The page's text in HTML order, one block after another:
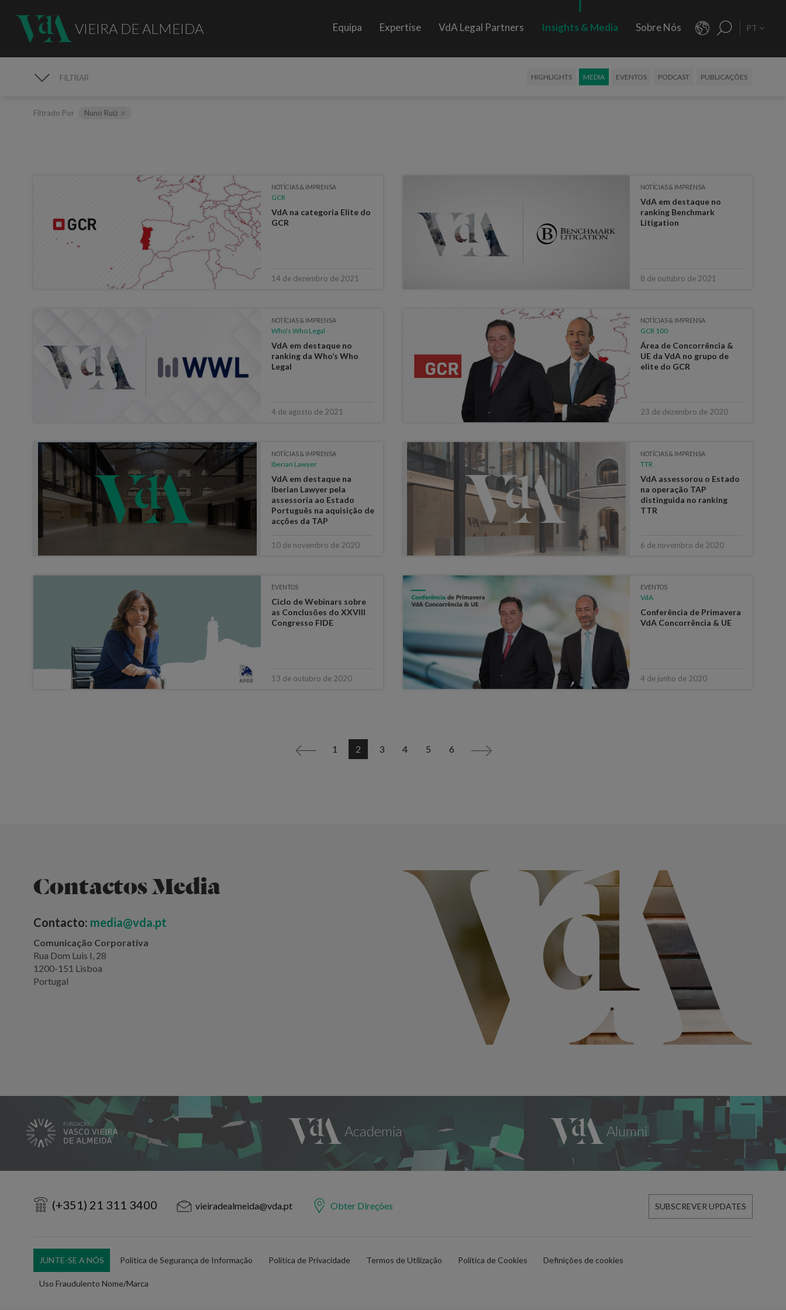
VIEIRA DE ALMEIDA Equipa Expertise VdA Legal Partners Insights & Media Sobre Nós PT
FILTRAR HIGHLIGHTS MEDIA EVENTOS PODCAST PUBLICAÇÕES
Filtrado Por Nuno Ruiz
NOTÍCIAS & IMPRENSA
GCR
VdA na categoria Elite do
GCR
14 de dezembro de 2021
NOTÍCIAS & IMPRENSA
VdA em destaque no
ranking Benchmark
Litigation
8 de outubro de 2021
NOTÍCIAS & IMPRENSA
Who's Who Legal
VdA em destaque no
ranking da Who’s Who
Legal
4 de agosto de 2021
NOTÍCIAS & IMPRENSA
GCR 100
Área de Concorrência &
UE da VdA no grupo de
elite do GCR
23 de dezembro de 2020
NOTÍCIAS & IMPRENSA
Iberian Lawyer
VdA em destaque na
Iberian Lawyer pela
assessoria ao Estado
Português na aquisição de
acções da TAP
10 de novembro de 2020
NOTÍCIAS & IMPRENSA
TTR
VdA assessorou o Estado
na operação TAP
distinguida no ranking
TTR
6 de novembro de 2020
EVENTOS
Ciclo de Webinars sobre
as Conclusões do XXVIII
Congresso FIDE
13 de outubro de 2020
EVENTOS
VdA
Conferência de Primavera
VdA Concorrência & UE
4 de junho de 2020
< 1 2 3 4 5 6 >
Contactos Media
Contacto: media@vda.pt
Comunicação Corporativa
Rua Dom Luis I, 28
1200-151 Lisboa
Portugal
(+351) 21 311 3400 vieiradealmeida@vda.pt Obter Direções SUBSCREVER UPDATES
JUNTE-SE A NÓS Política de Segurança de Informação Política de Privacidade Termos de Utilização Política de Cookies Definições de cookies
Uso Fraudulento Nome/Marca